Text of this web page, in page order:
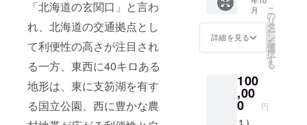
「北海道の玄関口」と言わ
れ、北海道の交通拠点とし
て利便性の高さが注目され
る一方、東西に40キロある
地形は、東に支笏湖を有す
る国立公園、西に豊かな農
す。
4）キャ
ンプサ
ミット
当日に
る「八
丸トー
ナメン
ト」へ
の出場
ミット
当日に
る「八
丸トー
ト」へ
の出場
権で
す。
トーナ
くださ
い。 ●
発送は
クラウ
ング 終
了後に
依頼を
いたし
円（税
別）/提
供「そ
らのし
※レンタ
は数に
限りが
ありま
す。
おりま
せん）
・キャ
ンプ場
する古
家の
【一
室】を
カップ
の木が
５本あ
りま
す。 収
ズンは
５月〜
６月。
実の販
売価格
月
詳細を見る
こ
の
リ
タ
ー
ン
を
選
択
す
る
100
,00
0 円
１）